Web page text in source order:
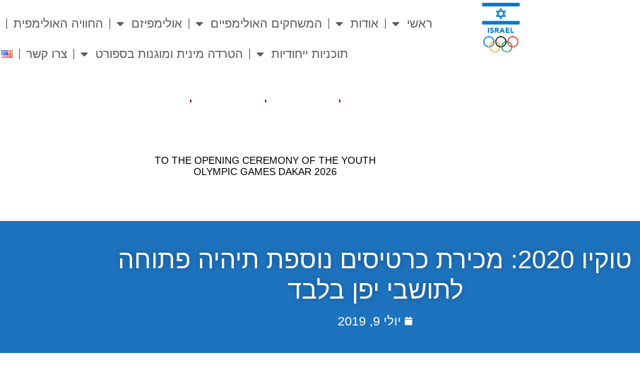
ראשי אודות המשחקים האולימפיים אולימפיזם החוויה האולימפית
תוכניות ייחודיות הטרדה מינית ומוגנות בספורט צרו קשר
טוקיו 2020: מכירת כרטיסים נוספת תיהיה פתוחה
לתושבי יפן בלבד
יולי 9, 2019